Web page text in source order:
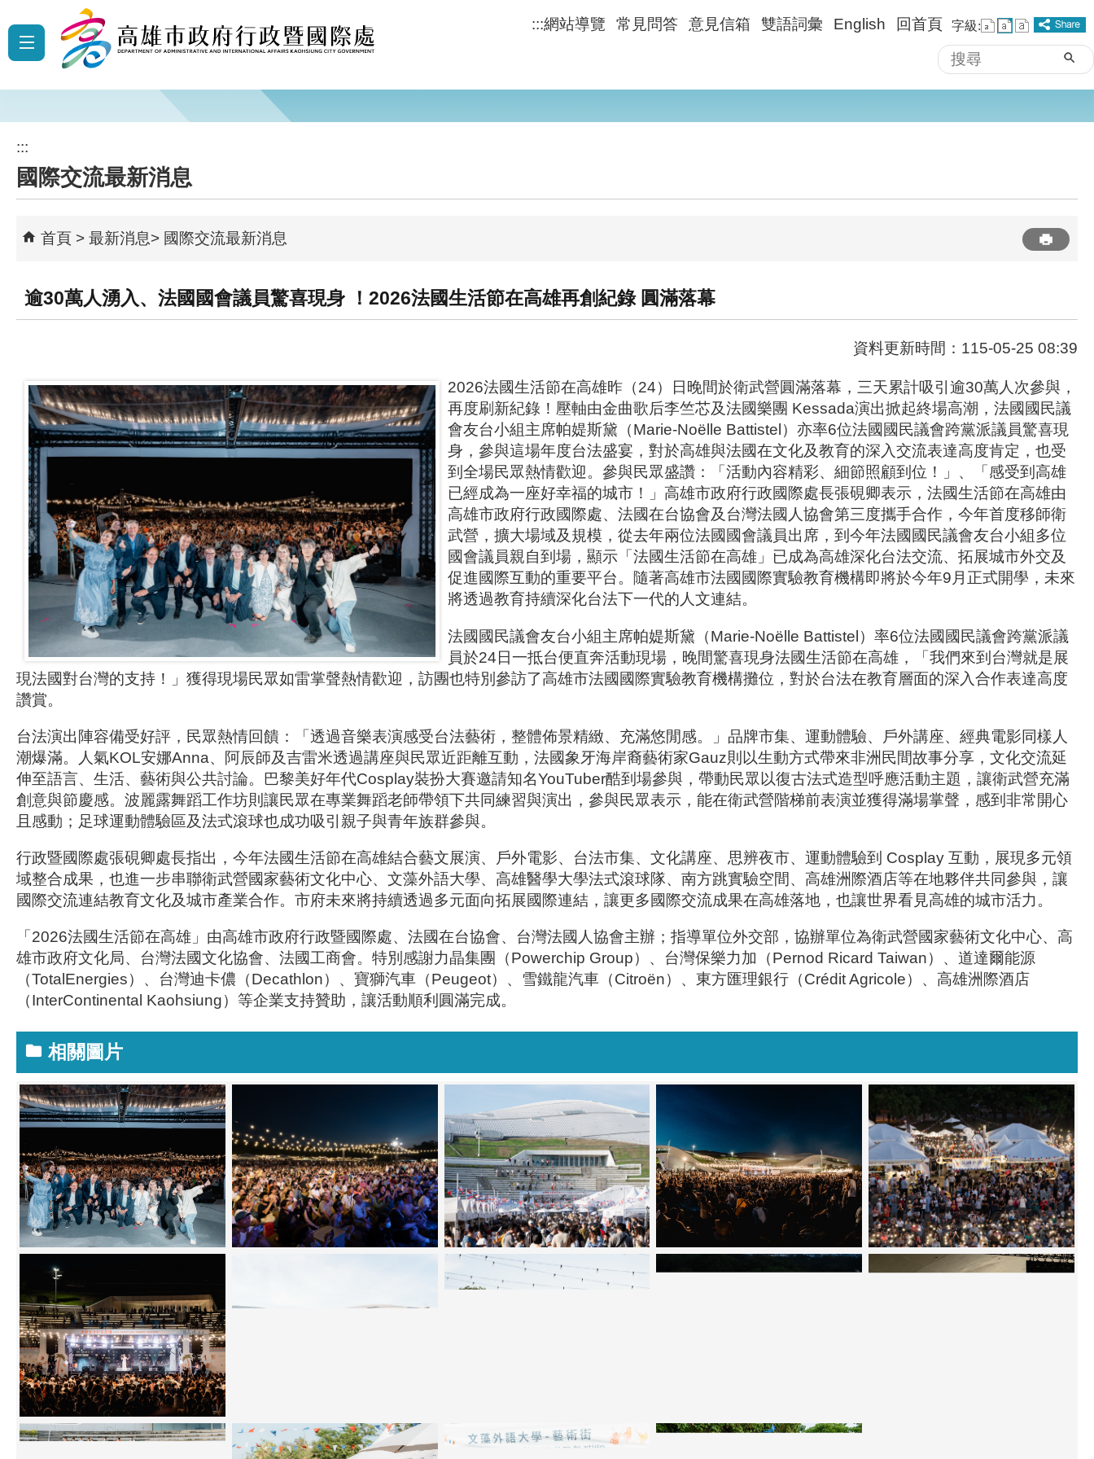
跳到主要內容區塊 :::網站導覽 常見問答 意見信箱 雙語詞彙 English 回首頁 字級:
搜
尋
進階搜尋
:::
國際交流最新消息
首頁 最新消息 國際交流最新消息
逾30萬人湧入、法國國會議員驚喜現身 ！2026法國生活節在高雄再創紀錄 圓滿落幕
資料更新時間：115-05-25 08:39
2026法國生活節在高雄昨（24）日晚間於衛武營圓滿落幕，三天累計吸引逾30萬人次參與，
再度刷新紀錄！壓軸由金曲歌后李竺芯及法國樂團 Kessada演出掀起終場高潮，法國國民議
會友台小組主席帕媞斯黛（Marie-Noëlle Battistel）亦率6位法國國民議會跨黨派議員驚喜現
身，參與這場年度台法盛宴，對於高雄與法國在文化及教育的深入交流表達高度肯定，也受
到全場民眾熱情歡迎。參與民眾盛讚：「活動內容精彩、細節照顧到位！」、「感受到高雄
已經成為一座好幸福的城市！」高雄市政府行政國際處長張硯卿表示，法國生活節在高雄由
高雄市政府行政國際處、法國在台協會及台灣法國人協會第三度攜手合作，今年首度移師衛
武營，擴大場域及規模，從去年兩位法國國會議員出席，到今年法國國民議會友台小組多位
國會議員親自到場，顯示「法國生活節在高雄」已成為高雄深化台法交流、拓展城市外交及
促進國際互動的重要平台。隨著高雄市法國國際實驗教育機構即將於今年9月正式開學，未來
將透過教育持續深化台法下一代的人文連結。
法國國民議會友台小組主席帕媞斯黛（Marie-Noëlle Battistel）率6位法國國民議會跨黨派議
員於24日一抵台便直奔活動現場，晚間驚喜現身法國生活節在高雄，「我們來到台灣就是展
現法國對台灣的支持！」獲得現場民眾如雷掌聲熱情歡迎，訪團也特別參訪了高雄市法國國際實驗教育機構攤位，對於台法在教育層面的深入合作表達高度
讚賞。
台法演出陣容備受好評，民眾熱情回饋：「透過音樂表演感受台法藝術，整體佈景精緻、充滿悠閒感。」品牌市集、運動體驗、戶外講座、經典電影同樣人
潮爆滿。人氣KOL安娜Anna、阿辰師及吉雷米透過講座與民眾近距離互動，法國象牙海岸裔藝術家Gauz則以生動方式帶來非洲民間故事分享，文化交流延
伸至語言、生活、藝術與公共討論。巴黎美好年代Cosplay裝扮大賽邀請知名YouTuber酷到場參與，帶動民眾以復古法式造型呼應活動主題，讓衛武營充滿
創意與節慶感。波麗露舞蹈工作坊則讓民眾在專業舞蹈老師帶領下共同練習與演出，參與民眾表示，能在衛武營階梯前表演並獲得滿場掌聲，感到非常開心
且感動；足球運動體驗區及法式滾球也成功吸引親子與青年族群參與。
行政暨國際處張硯卿處長指出，今年法國生活節在高雄結合藝文展演、戶外電影、台法市集、文化講座、思辨夜市、運動體驗到 Cosplay 互動，展現多元領
域整合成果，也進一步串聯衛武營國家藝術文化中心、文藻外語大學、高雄醫學大學法式滾球隊、南方跳實驗空間、高雄洲際酒店等在地夥伴共同參與，讓
國際交流連結教育文化及城市產業合作。市府未來將持續透過多元面向拓展國際連結，讓更多國際交流成果在高雄落地，也讓世界看見高雄的城市活力。
「2026法國生活節在高雄」由高雄市政府行政暨國際處、法國在台協會、台灣法國人協會主辦；指導單位外交部，協辦單位為衛武營國家藝術文化中心、高
雄市政府文化局、台灣法國文化協會、法國工商會。特別感謝力晶集團（Powerchip Group）、台灣保樂力加（Pernod Ricard Taiwan）、道達爾能源
（TotalEnergies）、台灣迪卡儂（Decathlon）、寶獅汽車（Peugeot）、雪鐵龍汽車（Citroën）、東方匯理銀行（Crédit Agricole）、高雄洲際酒店
（InterContinental Kaohsiung）等企業支持贊助，讓活動順利圓滿完成。
相關圖片